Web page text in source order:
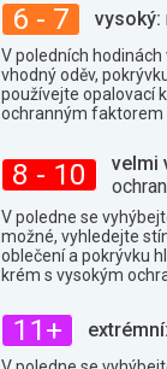
6 - 7 vysoký:
V poledních
vhodný oděv,
používejte opalovací
ochranným faktorem
8 - 10 velmi
V poledne se
možné, vyhledejte
oblečení a pokrývku
krém s vysokým
11+ extrémní: